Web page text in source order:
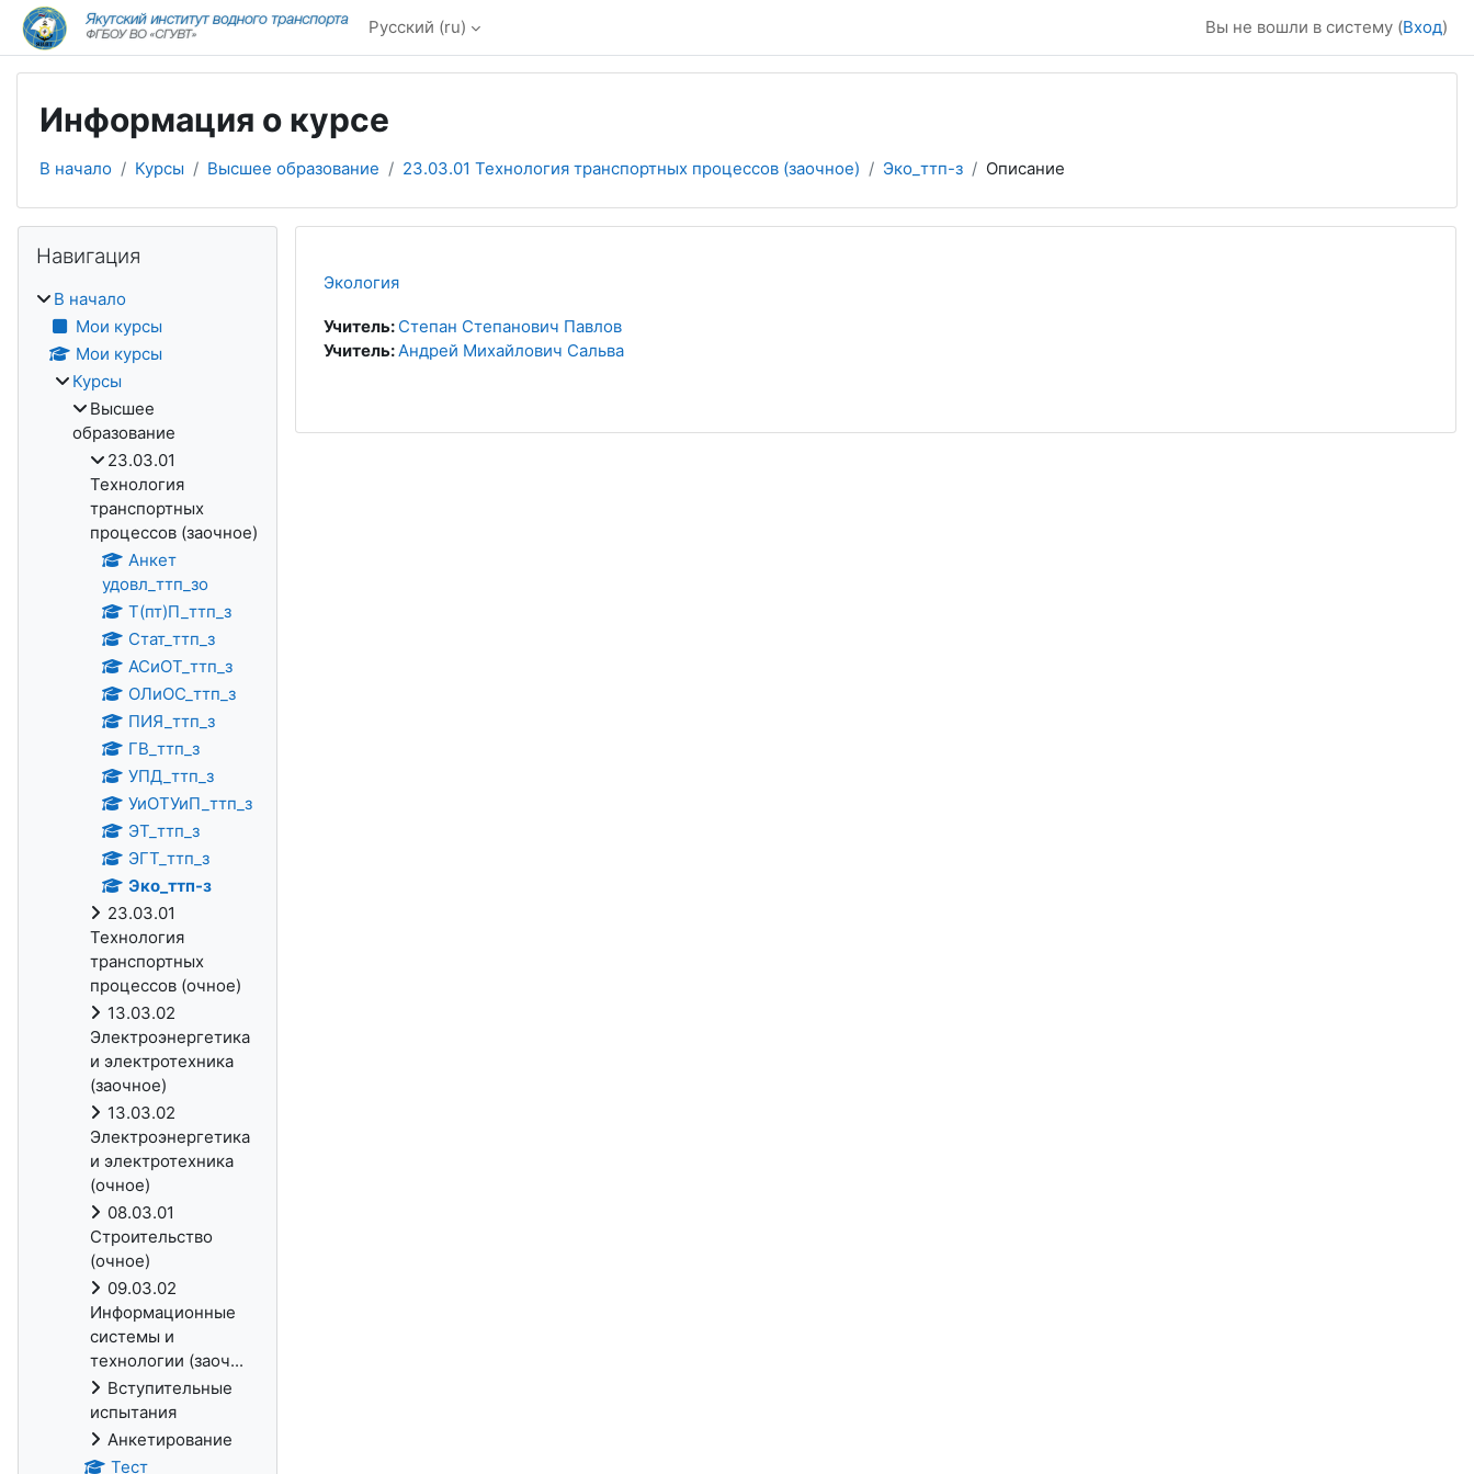
Перейти к основному содержанию
Русский ‎(ru)‎ Вы не вошли в систему (Вход)
Информация о курсе
В начало Курсы Высшее образование 23.03.01 Технология транспортных процессов (заочное) Эко_ттп-з Описание
Экология
Учитель: Степан Степанович Павлов
Учитель:Андрей Михайлович Сальва
Блоки
Навигация
В начало
Мои курсы
Мои курсы
Курсы
Высшее
образование
23.03.01
Технология
транспортных
процессов (заочное)
Анкет
удовл_ттп_зо
Т(пт)П_ттп_з
Стат_ттп_з
АСиОТ_ттп_з
ОЛиОС_ттп_з
ПИЯ_ттп_з
ГВ_ттп_з
УПД_ттп_з
УиОТУиП_ттп_з
ЭТ_ттп_з
ЭГТ_ттп_з
Эко_ттп-з
23.03.01
Технология
транспортных
процессов (очное)
13.03.02
Электроэнергетика
и электротехника
(заочное)
13.03.02
Электроэнергетика
и электротехника
(очное)
08.03.01
Строительство
(очное)
09.03.02
Информационные
системы и
технологии (заоч...
Вступительные
испытания
Анкетирование
Тест